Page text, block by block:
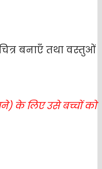
बनाएँ तथा वस्तुओं
के लिए उसे बच्चों को